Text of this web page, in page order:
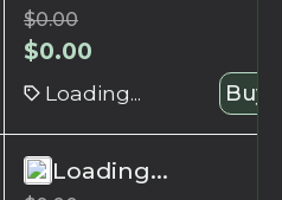
$0.00
$0.00
Loading... Buy
Loading...